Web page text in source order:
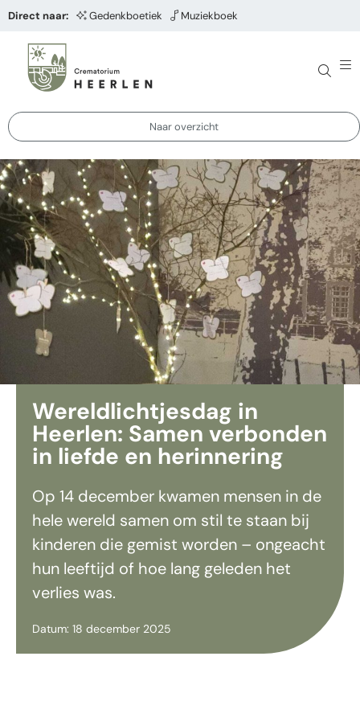
Direct naar: Gedenkboetiek Muziekboek
Naar overzicht
Wereldlichtjesdag in
Heerlen: Samen verbonden
in liefde en herinnering
Op 14 december kwamen mensen in de
hele wereld samen om stil te staan bij
kinderen die gemist worden – ongeacht
hun leeftijd of hoe lang geleden het
verlies was.
Datum: 18 december 2025